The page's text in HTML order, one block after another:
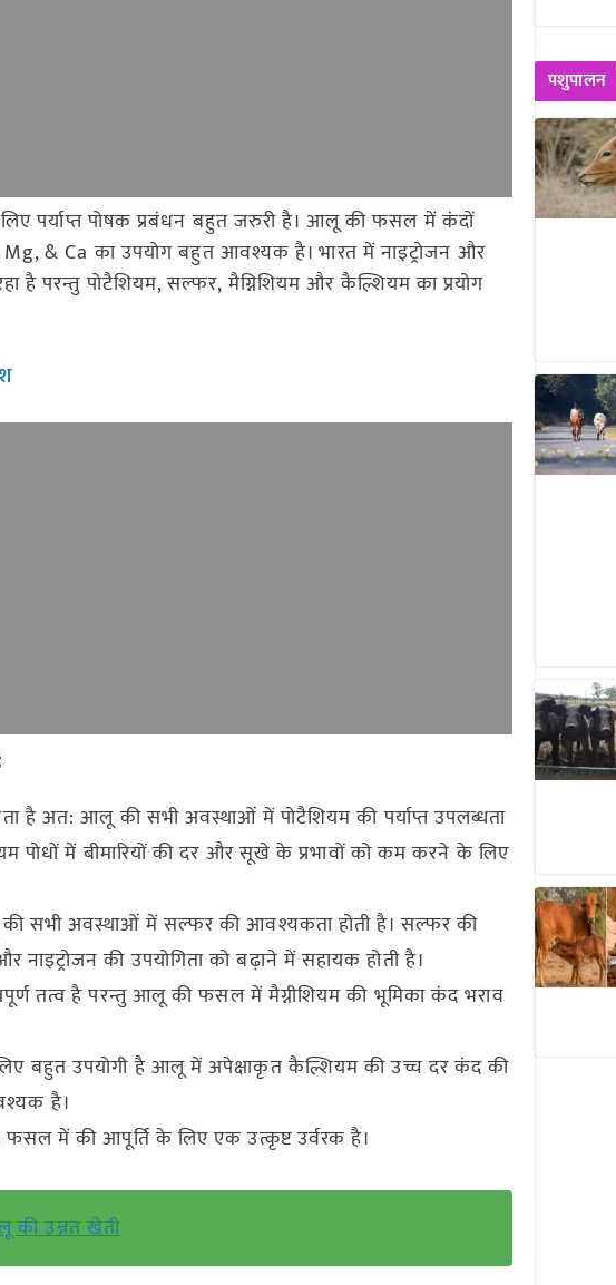
पर्याप्त पोषक प्रबंधन बहुत जरुरी है। आलू की फसल में कंदों
& Ca का उपयोग बहुत आवश्यक है। भारत में नाइट्रोजन और
परन्तु पोटैशियम, सल्फर, मैग्निशियम और कैल्शियम का प्रयोग
है अत: आलू की सभी अवस्थाओं में पोटैशियम की पर्याप्त उपलब्धता
पोधों में बीमारियों की दर और सूखे के प्रभावों को कम करने के लिए
सभी अवस्थाओं में सल्फर की आवश्यकता होती है। सल्फर की
की उपयोगिता को बढ़ाने में सहायक होती है।
तत्व है परन्तु आलू की फसल में मैग्नीशियम की भूमिका कंद भराव
बहुत उपयोगी है आलू में अपेक्षाकृत कैल्शियम की उच्च दर कंद की
है।
में की आपूर्ति के लिए एक उत्कृष्ट उर्वरक है।
की उन्नत खेती
पशुपालन